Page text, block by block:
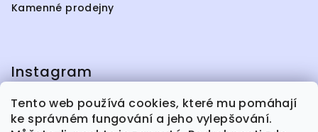
Tento web používá cookies, které mu pomáhají
ke správném fungování a jeho vylepšování.
Kamenné prodejny
Instagram